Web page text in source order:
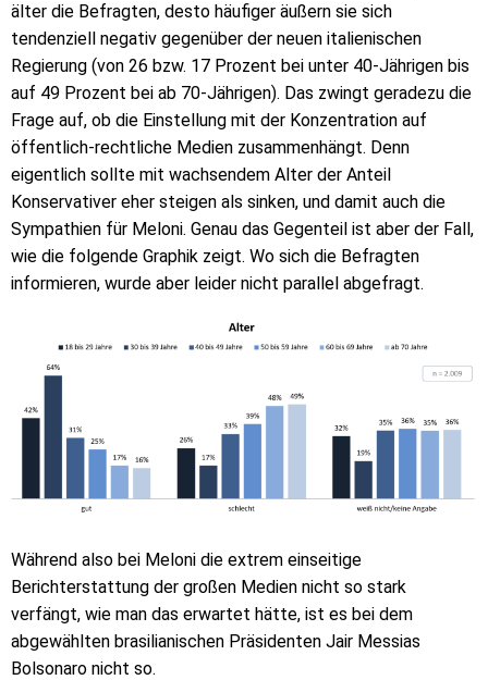
älter die Befragten, desto häufiger äußern sie sich
tendenziell negativ gegenüber der neuen italienischen
Regierung (von 26 bzw. 17 Prozent bei unter 40-Jährigen bis
auf 49 Prozent bei ab 70-Jährigen). Das zwingt geradezu die
Frage auf, ob die Einstellung mit der Konzentration auf
öffentlich-rechtliche Medien zusammenhängt. Denn
eigentlich sollte mit wachsendem Alter der Anteil
Konservativer eher steigen als sinken, und damit auch die
Sympathien für Meloni. Genau das Gegenteil ist aber der Fall,
wie die folgende Graphik zeigt. Wo sich die Befragten
informieren, wurde aber leider nicht parallel abgefragt.
Während also bei Meloni die extrem einseitige
Berichterstattung der großen Medien nicht so stark
verfängt, wie man das erwartet hätte, ist es bei dem
abgewählten brasilianischen Präsidenten Jair Messias
Bolsonaro nicht so.